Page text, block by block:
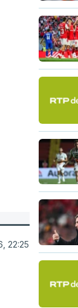
22:25